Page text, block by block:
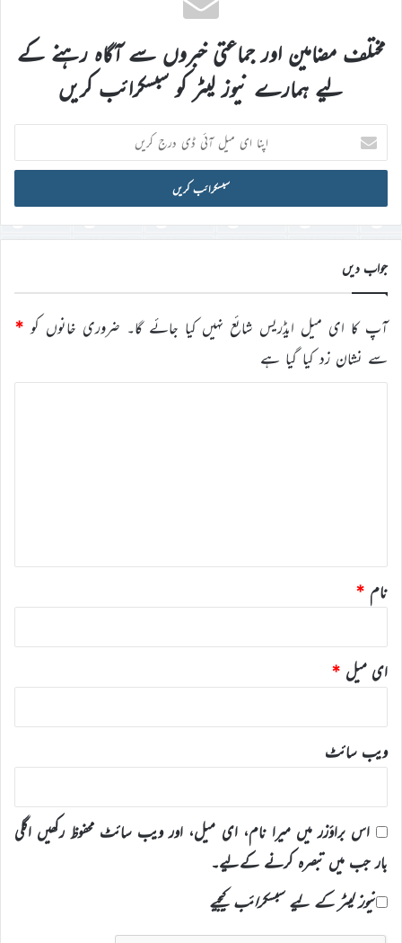
مختلف مضامین اور جماعتی خبروں سے آگاہ رہنے کے
لیے ہمارے نیوز لیٹر کو سبسکرائب کریں
اپنا
ای
میل
ڈی
درج
کریں
جواب دیں
آپ کا ای میل ایڈریس شائع نہیں کیا جائے گا۔ ضروری خانوں کو *
سے نشان زد کیا گیا ہے
نام *
ای میل *
ویب‌ سائٹ
اس براؤزر میں میرا نام، ای میل، اور ویب سائٹ محفوظ رکھیں اگلی
بار جب میں تبصرہ کرنے کےلیے۔
نیوز لیٹر کے لیے سبسکرائب کیجیے